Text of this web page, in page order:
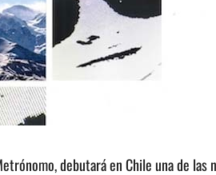
debutará en Chile una de las